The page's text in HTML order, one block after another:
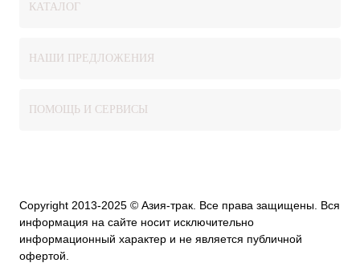
КАТАЛОГ
НАШИ ПРЕДЛОЖЕНИЯ
ПОМОЩЬ И СЕРВИСЫ
Copyright 2013-2025 © Азия-трак. Все права защищены. Вся
информация на сайте носит исключительно
информационный характер и не является публичной
офертой.